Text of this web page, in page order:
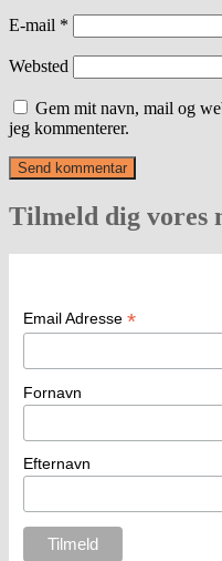
E-mail *
Websted
Gem mit navn, mail og
jeg kommenterer.
Tilmeld dig vores
Email Adresse *
Fornavn
Efternavn